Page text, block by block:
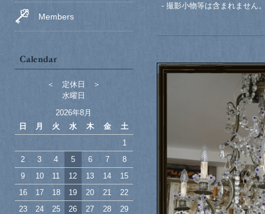
Members
＜ 定休日 ＞
水曜日
2026年8月
日
月 火 水 木 金
土
1
2
3 4 5 6 7
8
9
10 11 12 13 14
15
16
17 18 19 20 21
22
23
24 25 26 27 28
29
- 撮影小物等は含まれません